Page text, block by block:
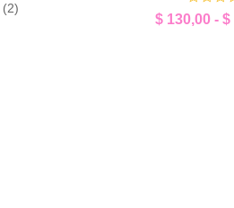
(2)
$ 130,00 - $